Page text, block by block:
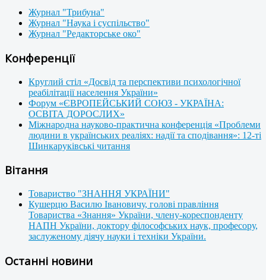
Журнал "Трибуна"
Журнал "Наука і суспільство"
Журнал "Редакторське око"
Конференції
Круглий стіл «Досвід та перспективи психологічної
реабілітації населення України»
Форум «ЄВРОПЕЙСЬКИЙ СОЮЗ - УКРАЇНА:
ОСВІТА ДОРОСЛИХ»
Міжнародна науково-практична конференція «Проблеми
людини в українських реаліях: надії та сподівання»: 12-ті
Шинкаруківські читання
Вітання
Товариство "ЗНАННЯ УКРАЇНИ"
Кушерцю Василю Івановичу, голові правління
Товариства «Знання» України, члену-кореспонденту
НАПН України, доктору філософських наук, професору,
заслуженому діячу науки і техніки України.
Останні новини